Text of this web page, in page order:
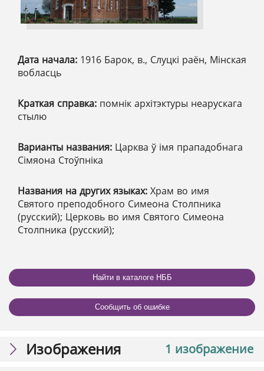
Дата начала: 1916 Барок, в., Слуцкі раён, Мінская
вобласць
Краткая справка: помнік архітэктуры неарускага
стылю
Варианты названия: Царква ў імя прападобнага
Сімяона Стоўпніка
Названия на других языках: Храм во имя
Святого преподобного Симеона Столпника
(русский); Церковь во имя Святого Симеона
Столпника (русский);
Найти в каталоге НББ
Сообщить об ошибке
1 изображение
Изображения